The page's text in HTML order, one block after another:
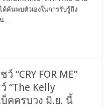
ค้นพบตัวเองในการรับรู้ถึง
…
“CRY FOR ME”
“The Kelly
คครบวง มิ.ย. นี้